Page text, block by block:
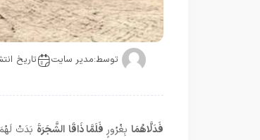
توسط:مدیر سایت تاریخ انتشار:
فَدَلَّاهُمَا بِغُرُورٍ فَلَمَّا ذَاقَا الشَّجَرَةَ بَدَتْ